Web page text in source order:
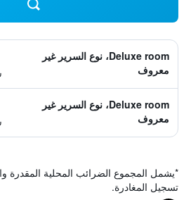
Deluxe room، نوع السرير غير
معروف
Deluxe room، نوع السرير غير
معروف
*يشمل المجموع الضرائب المحلية المقدرة
تسجيل المغادرة.